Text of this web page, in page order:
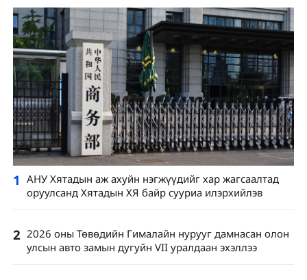
1 АНУ Хятадын аж ахуйн нэгжүүдийг хар жагсаалтад
оруулсанд Хятадын ХЯ байр сууриа илэрхийлэв
2 2026 оны Төвөдийн Гималайн нурууг дамнасан олон
улсын авто замын дугуйн VII уралдаан эхэллээ